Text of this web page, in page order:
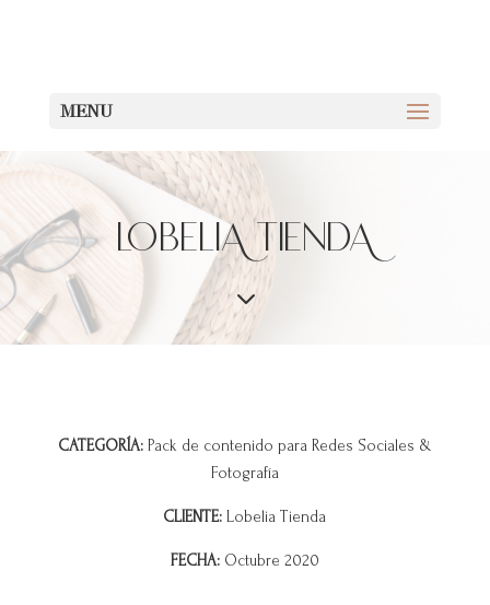
Menu
lobeliA tiendA
3
CATEGORÍA: Pack de contenido para Redes Sociales &
Fotografía
CLIENTE: Lobelia Tienda
FECHA:Octubre 2020